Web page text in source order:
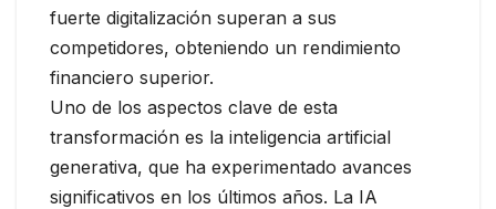
fuerte digitalización superan a sus
competidores, obteniendo un rendimiento
financiero superior.
Uno de los aspectos clave de esta
transformación es la inteligencia artificial
generativa, que ha experimentado avances
significativos en los últimos años. La IA